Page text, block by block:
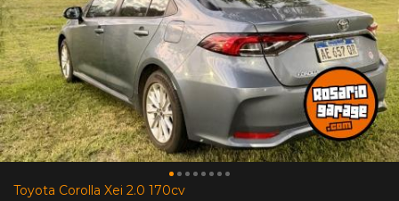
Toyota Corolla Xei 2.0 170cv